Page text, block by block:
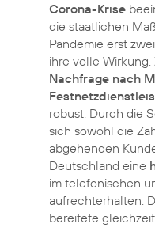
Corona-Krise
die staatlichen
Pandemie erst
ihre volle
Nachfrage nach
robust. Durch die
sich sowohl die
abgehenden
Deutschland eine
im telefonischen
aufrechterhalten.
bereitete